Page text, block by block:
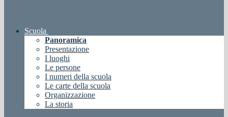
Scuola
Panoramica
Presentazione
I luoghi
Le persone
I numeri della scuola
Le carte della scuola
Organizzazione
La storia